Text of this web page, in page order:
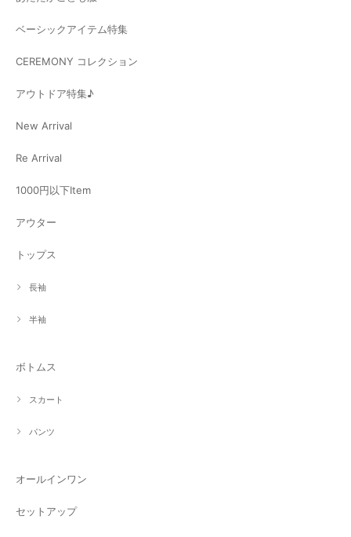
ベーシックアイテム特集
CEREMONY コレクション
アウトドア特集♪
New Arrival
Re Arrival
1000円以下Item
アウター
トップス
長袖
半袖
ボトムス
スカート
パンツ
オールインワン
セットアップ